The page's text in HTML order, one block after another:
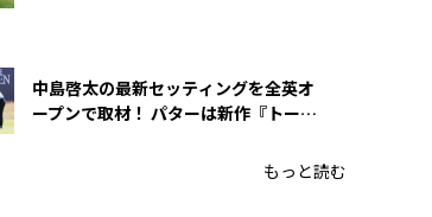
中島啓太の最新セッティングを全英オ
ープンで取材！ パターは新作『トーチ
もっと読む